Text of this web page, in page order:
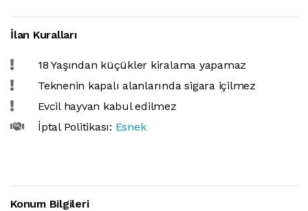
İlan Kuralları
18 Yaşından küçükler kiralama yapamaz
Teknenin kapalı alanlarında sigara içilmez
Evcil hayvan kabul edilmez
İptal Politikası: Esnek
Konum Bilgileri